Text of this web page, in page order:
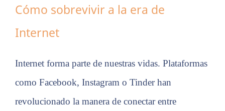
Cómo sobrevivir a la era de
Internet
Internet forma parte de nuestras vidas. Plataformas
como Facebook, Instagram o Tinderhan
revolucionado la manera de conectar entre